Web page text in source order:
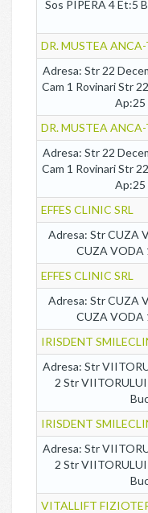
Sos PIPERA 4 Et:5
DR. MUSTEA
Adresa: Str 22
Cam 1 Rovinari Str
Ap:25
DR. MUSTEA
Adresa: Str 22
Cam 1 Rovinari Str
Ap:25
EFFES CLINIC SRL
Adresa: Str CUZA
CUZA VODA
EFFES CLINIC SRL
Adresa: Str CUZA
CUZA VODA
IRISDENT
Adresa: Str
2 Str
IRISDENT
Adresa: Str
2 Str
VITALLIFT